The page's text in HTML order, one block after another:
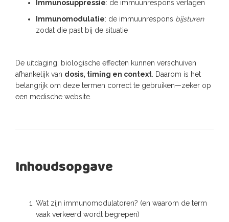
Immunosuppressie: de immuunrespons verlagen
Immunomodulatie: de immuunrespons bijsturen
zodat die past bij de situatie
De uitdaging: biologische effecten kunnen verschuiven
afhankelijk van dosis, timing en context . Daarom is het
belangrijk om deze termen correct te gebruiken—zeker op
een medische website.
Inhoudsopgave
Wat zijn immunomodulatoren? (en waarom de term
vaak verkeerd wordt begrepen)